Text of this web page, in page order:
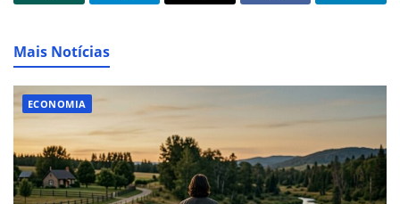
Mais Notícias
ECONOMIA